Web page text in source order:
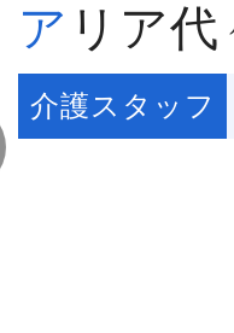
アリア
介護スタッフ